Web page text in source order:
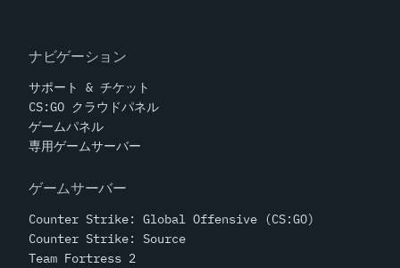
ナビゲーション
サポート & チケット
CS:GO クラウドパネル
ゲームパネル
専用ゲームサーバー
ゲームサーバー
Counter Strike: Global Offensive (CS:GO)
Counter Strike: Source
Team Fortress 2